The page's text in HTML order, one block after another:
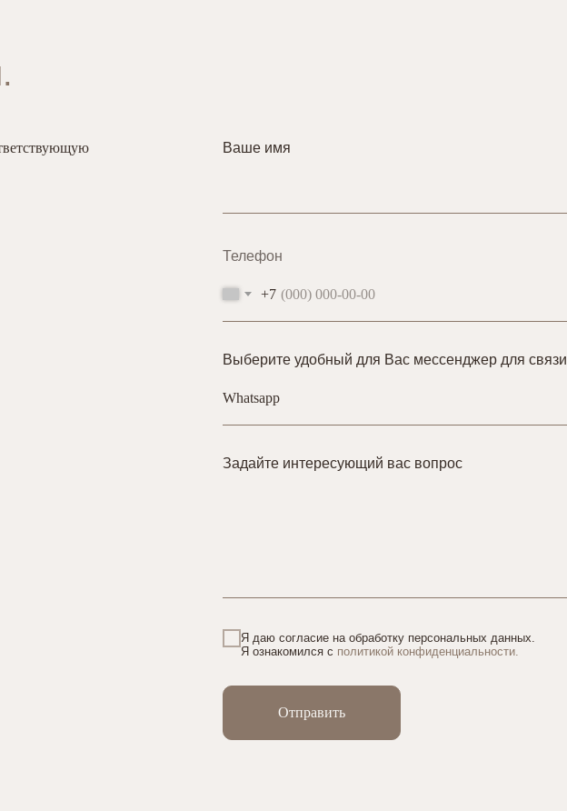
Ваше имя
Телефон
+7
Выберите удобный для Вас мессенджер для связи
Задайте интересующий вас вопрос
Я даю согласие на обработку персональных данных.
Я ознакомился с политикой конфиденциальности.
Отправить